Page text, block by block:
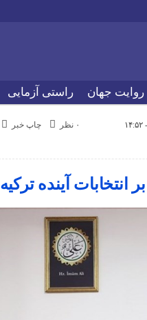
روایت جهان راستی آزمایی
چاپ خبر
۰ نظر
آینده ترکیه